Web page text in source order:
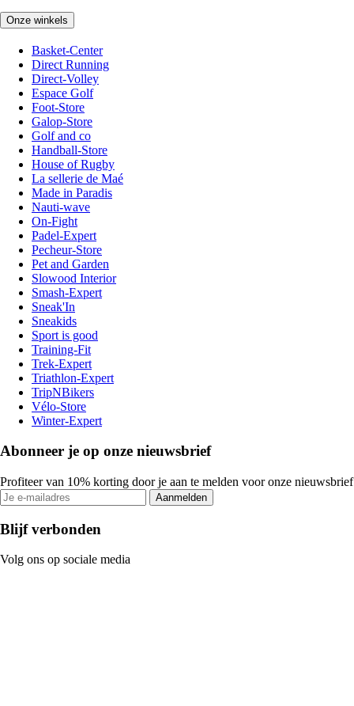
Onze winkels
Basket-Center
Direct Running
Direct-Volley
Espace Golf
Foot-Store
Galop-Store
Golf and co
Handball-Store
House of Rugby
La sellerie de Maé
Made in Paradis
Nauti-wave
On-Fight
Padel-Expert
Pecheur-Store
Pet and Garden
Slowood Interior
Smash-Expert
Sneak'In
Sneakids
Sport is good
Training-Fit
Trek-Expert
Triathlon-Expert
TripNBikers
Vélo-Store
Winter-Expert
Abonneer je op onze nieuwsbrief
Profiteer van 10% korting door je aan te melden voor onze nieuwsbrief
Aanmelden
Blijf verbonden
Volg ons op sociale media